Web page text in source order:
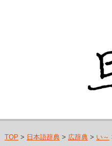
TOP > 日本語辞典> 広辞典> い～